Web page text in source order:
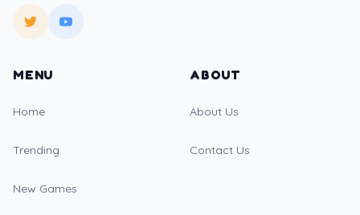
MENU
Home
Trending
New Games
ABOUT
About Us
Contact Us